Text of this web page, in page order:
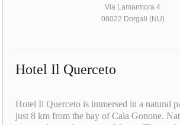
Via Lamarmora 4
08022 Dorgali (NU)
Hotel Il Querceto
Hotel Il Querceto is immersed in a natural
just 8 km from the bay of Cala Gonone.